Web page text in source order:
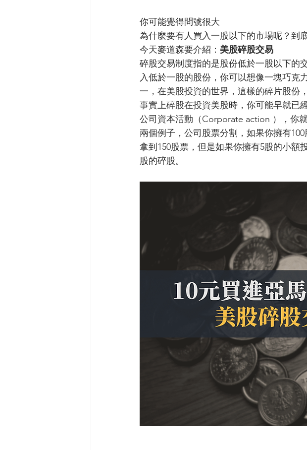
你可能覺得問號很大
為什麼要有人買入一股以下的市場呢？到
今天麥道森要介紹： 美股碎股交易
碎股交易制度指的是股份低於一股以下的
入低於一股的股份，你可以想像一塊巧克
一，在美股投資的世界，這樣的碎片股份
事實上碎股在投資美股時，你可能早就已
公司資本活動（Corporate action ），你就
兩個例子，公司股票分割，如果你擁有
拿到150股票，但是如果你擁有5股的小額
股的碎股。